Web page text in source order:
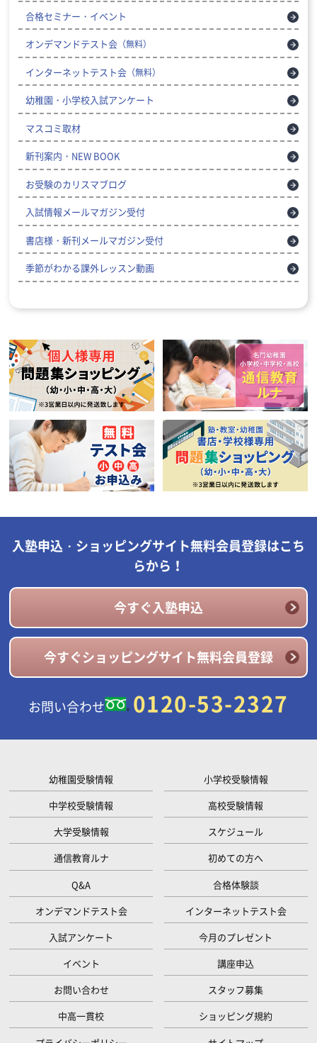
合格セミナー・イベント
オンデマンドテスト会 （無料）
インターネットテスト会 （無料）
幼稚園・小学校入試アンケート
マスコミ取材
新刊案内・NEW BOOK
お受験のカリスマブログ
入試情報メールマガジン受付
書店様・新刊メールマガジン受付
季節がわかる課外レッスン動画
入塾申込・ショッピングサイト無料会員登録はこち
らから！
今すぐ入塾申込
今すぐショッピングサイト無料会員登録
お問い合わせ 0120-53-2327
幼稚園受験情報
小学校受験情報
中学校受験情報
高校受験情報
大学受験情報
スケジュール
通信教育ルナ
初めての方へ
Q&A
合格体験談
オンデマンドテスト会
インターネットテスト会
入試アンケート
今月のプレゼント
イベント
講座申込
お問い合わせ
スタッフ募集
中高一貫校
ショッピング規約